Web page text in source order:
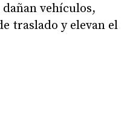
vehículos,
traslado y elevan el